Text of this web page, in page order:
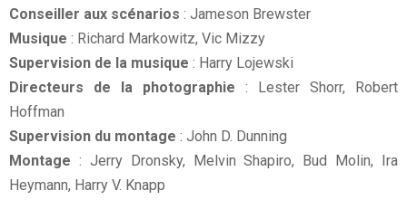
Conseiller aux scénarios : Jameson Brewster
Musique : Richard Markowitz, Vic Mizzy
Supervision de la musique : Harry Lojewski
Directeurs de la photographie : Lester Shorr, Robert
Hoffman
Supervision du montage : John D. Dunning
Montage : Jerry Dronsky, Melvin Shapiro, Bud Molin, Ira
Heymann, Harry V. Knapp